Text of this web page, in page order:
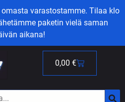
varastostamme. Tilaa klo
paketin vielä saman
aikana!
0,00 €